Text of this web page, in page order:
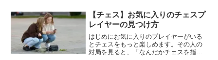
ある？チェスをするといっても大きく分
けて３パターンに分けられ...
【チェス】お気に入りのチェスプ
レイヤーの見つけ方
はじめにお気に入りのプレイヤーがいる
とチェスをもっと楽しめます。その人の
対局を見ると、「なんだかチェスを指し